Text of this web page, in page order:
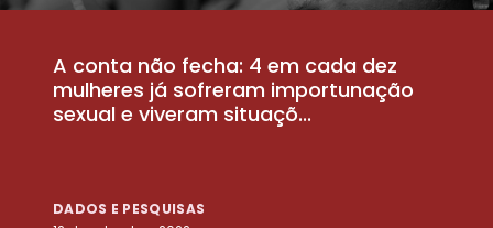
A conta não fecha: 4 em cada dez
mulheres já sofreram importunação
sexual e viveram situaçõ...
DADOS E PESQUISAS